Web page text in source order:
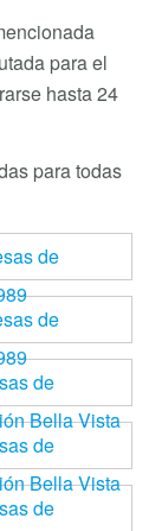
para el
hasta 24
para todas
de
de
de
Bella Vista
de
Bella Vista
de